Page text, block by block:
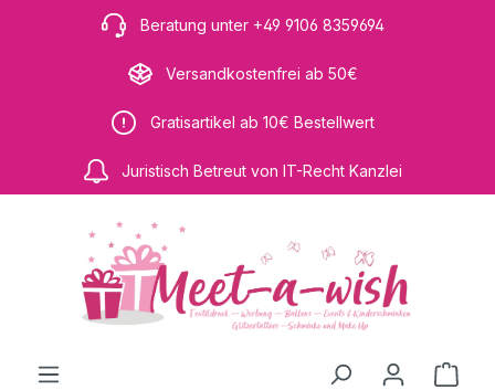
Zum Hauptinhalt springenBeratung unter +49 9106 8359694
Versandkostenfrei ab 50€
Gratisartikel ab 10€ Bestellwert
Juristisch Betreut von IT-Recht Kanzlei